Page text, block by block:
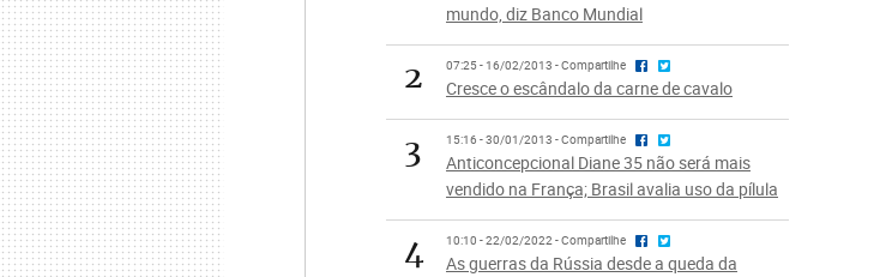
mundo, diz Banco Mundial
2 07:25 - 16/02/2013 - Compartilhe
Cresce o escândalo da carne de cavalo
3 15:16 - 30/01/2013 - Compartilhe
Anticoncepcional Diane 35 não será mais
vendido na França; Brasil avalia uso da pílula
4 10:10 - 22/02/2022 - Compartilhe
As guerras da Rússia desde a queda da